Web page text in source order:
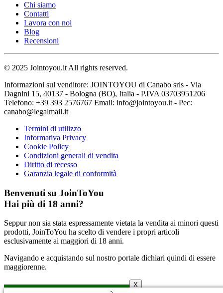
Chi siamo
Contatti
Lavora con noi
Blog
Recensioni
© 2025 Jointoyou.it All rights reserved.
Informazioni sul venditore: JOINTOYOU di Canabo srls - Via
Dagnini 15, 40137 - Bologna (BO), Italia - P.IVA 03703951206
Telefono: ‪+39 393 2576767‬ Email: info@jointoyou.it - Pec:
canabo@legalmail.it
Termini di utilizzo
Informativa Privacy
Cookie Policy
Condizioni generali di vendita
Diritto di recesso
Garanzia legale di conformità
Benvenuti su JoinToYou
Hai più di 18 anni?
Seppur non sia stata espressamente vietata la vendita ai minori questi
prodotti, JoinToYou ha scelto di vendere i propri articoli
esclusivamente ai maggiori di 18 anni.
Navigando e acquistando sul nostro portale dichiari quindi di essere
maggiorenne.
X